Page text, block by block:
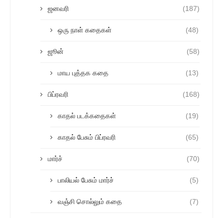
ஜனவரி (187)
ஒரு நாள் கதைகள் (48)
ஜூன் (58)
மாய புத்தக கதை (13)
பிப்ரவரி (168)
காதல் படக்கதைகள் (19)
காதல் பேசும் பிப்ரவரி (65)
மார்ச் (70)
பாலியல் பேசும் மார்ச் (5)
வஞ்சி சொல்லும் கதை (7)